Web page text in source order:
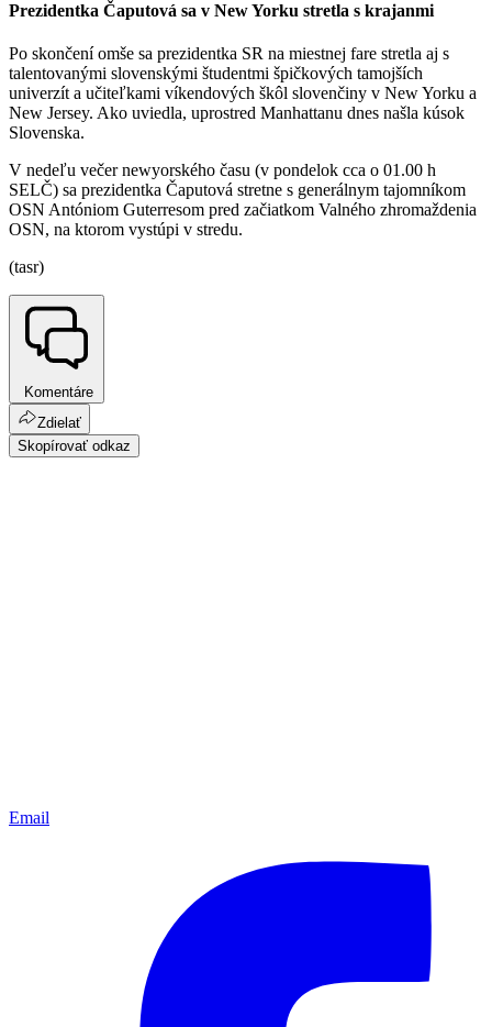
Prezidentka Čaputová sa v New Yorku stretla s krajanmi
Po skončení omše sa prezidentka SR na miestnej fare stretla aj s
talentovanými slovenskými študentmi špičkových tamojších
univerzít a učiteľkami víkendových škôl slovenčiny v New Yorku a
New Jersey. Ako uviedla, uprostred Manhattanu dnes našla kúsok
Slovenska.
V nedeľu večer newyorského času (v pondelok cca o 01.00 h
SELČ) sa prezidentka Čaputová stretne s generálnym tajomníkom
OSN Antóniom Guterresom pred začiatkom Valného zhromaždenia
OSN, na ktorom vystúpi v stredu.
(tasr)
Komentáre
Zdielať
Skopírovať odkaz
Email